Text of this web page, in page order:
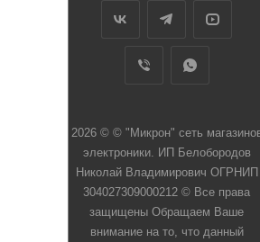
2026 © © "Микрон" сеть
электроники. ИП Белобородов
Николай Владимирович ОГРНИП
304027309000212 © Все права
защищены Обращаем Ваше
внимание на то, что данный